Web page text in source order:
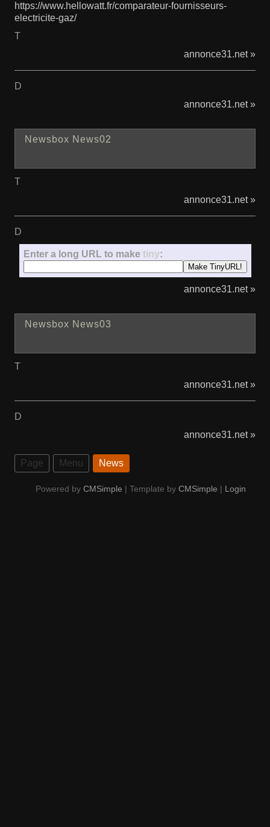
https://www.hellowatt.fr/comparateur-fournisseurs-
electricite-gaz/
T
annonce31.net »
D
annonce31.net »
Newsbox News02
T
annonce31.net »
D
Enter a long URL to make tiny:
annonce31.net »
Newsbox News03
T
annonce31.net »
D
annonce31.net »
Page Menu News
Powered by CMSimple | Template by CMSimple | Login